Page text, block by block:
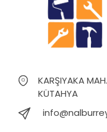
KARŞIYAKA
KÜTAHYA